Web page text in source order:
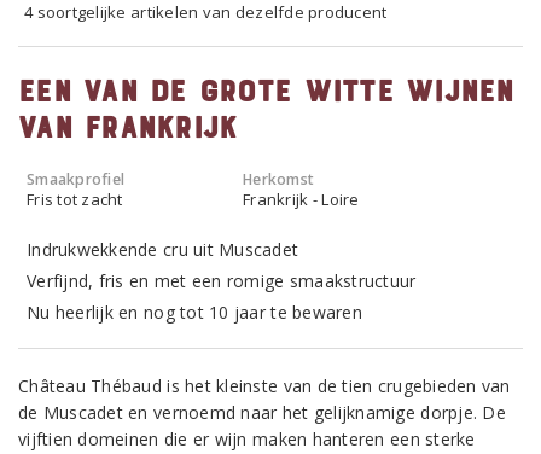
4 soortgelijke artikelen van dezelfde producent
Een van de grote witte wijnen
van Frankrijk
Smaakprofiel
Fris tot zacht
Herkomst
Frankrijk - Loire
Indrukwekkende cru uit Muscadet
Verfijnd, fris en met een romige smaakstructuur
Nu heerlijk en nog tot 10 jaar te bewaren
Château Thébaud is het kleinste van de tien crugebieden van
de Muscadet en vernoemd naar het gelijknamige dorpje. De
vijftien domeinen die er wijn maken hanteren een sterke